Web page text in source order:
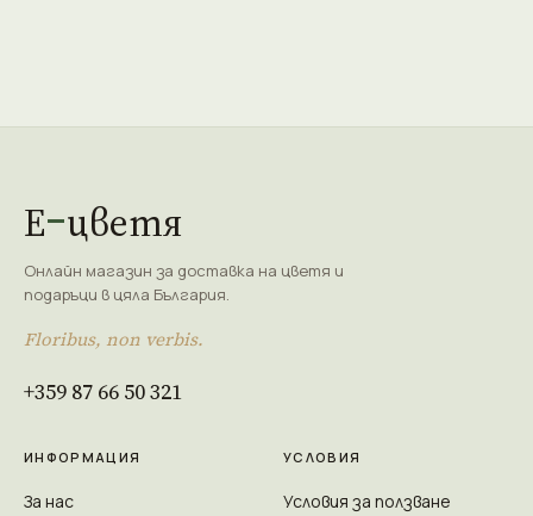
Е цветя
Онлайн магазин за доставка на цветя и
подаръци в цяла България.
Floribus, non verbis.
+359 87 66 50 321
ИНФОРМАЦИЯ
За нас
УСЛОВИЯ
Условия за ползване